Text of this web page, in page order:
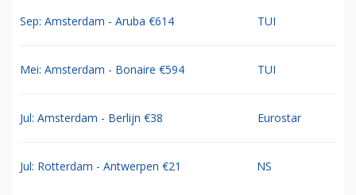
Sep: Amsterdam - Aruba €614 TUI
Mei: Amsterdam - Bonaire €594 TUI
Jul: Amsterdam - Berlijn €38 Eurostar
Jul: Rotterdam - Antwerpen €21 NS